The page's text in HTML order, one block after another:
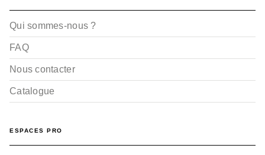
Qui sommes-nous ?
FAQ
Nous contacter
Catalogue
ESPACES PRO